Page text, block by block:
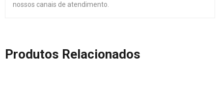
nossos canais de atendimento.
Produtos Relacionados